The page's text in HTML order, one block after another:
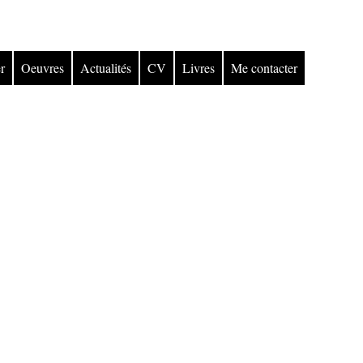
Oeuvres Actualités CV Livres Me contacter